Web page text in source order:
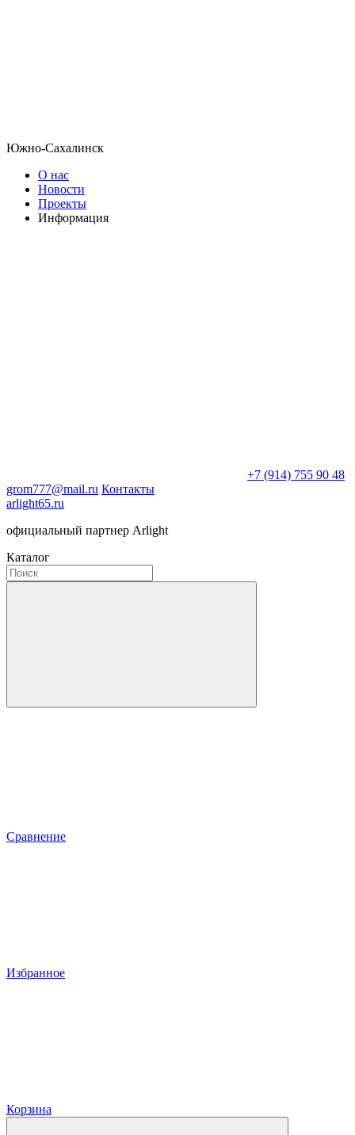
Южно-Сахалинск
О нас
Новости
Проекты
Информация
+7 (914) 755 90 48
grom777@mail.ru Контакты
arlight65.ru
официальный партнер Arlight
Каталог
Сравнение
Избранное
Корзина